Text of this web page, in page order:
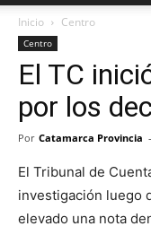
Inicio Centro
Centro
El TC
por los
Por Catamarca Provincia -
El Tribunal de
investigación luego
elevado una nota